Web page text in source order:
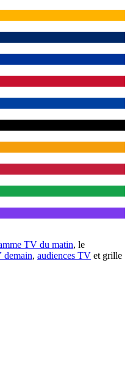
TV du matin, le
demain, audiences TV et grille